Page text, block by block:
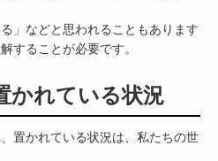
」などと思われることもあります
することが必要です。
かれている状況
置かれている状況は、私たちの世